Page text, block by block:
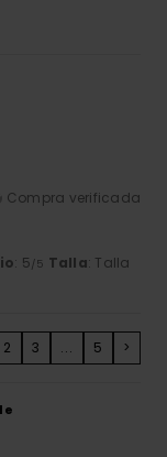
Compra verificada
: 5/5 Talla: Talla
2 3 ... 5 >